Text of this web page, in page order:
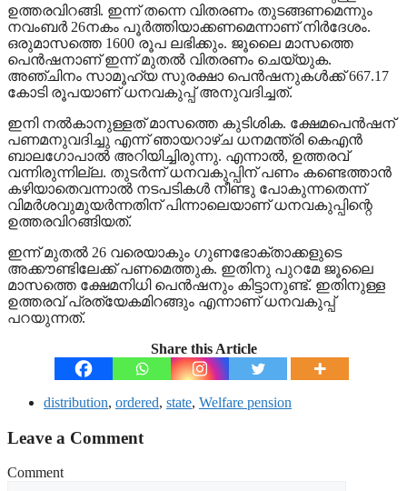
ഉത്തരവിറങ്ങി. ഇന്ന് തന്നെ വിതരണം തുടങ്ങണമെന്നും
നവംബർ 26നകം പൂർത്തിയാക്കണമെന്നാണ് നിർദേശം.
ഒരുമാസത്തെ 1600 രൂപ ലഭിക്കും. ജൂലെെ മാസത്തെ
പെൻഷനാണ് ഇന്ന് മുതൽ വിതരണം ചെയ്യുക.
അഞ്ചിനം സാമൂഹ്യ സുരക്ഷാ പെൻഷനുകൾക്ക് 667.17
കോടി രൂപയാണ് ധനവകുപ്പ് അനുവദിച്ചത്.
ഇനി നൽകാനുള്ളത് മാസത്തെ കുടിശിക. ക്ഷേമപെൻഷന്
പണമനുവദിച്ചു എന്ന് ഞായറാഴ്ച ധനമന്ത്രി കെഎൻ
ബാലഗോപാൽ അറിയിച്ചിരുന്നു. എന്നാൽ, ഉത്തരവ്
വന്നിരുന്നില്ല. തുടർന്ന് ധനവകുപ്പിന് പണം കണ്ടെത്താൻ
കഴിയാതെവന്നാൽ നടപടികൾ നീണ്ടു പോകുന്നതെന്ന്
വിമർശവുമുയർന്നതിന് പിന്നാലെയാണ് ധനവകുപ്പിന്റെ
ഉത്തരവിറങ്ങിയത്.
ഇന്ന് മുതൽ 26 വരെയാകും ഗുണഭോക്താക്കളുടെ
അക്കൗണ്ടിലേക്ക് പണമെത്തുക. ഇതിനു പുറമേ ജൂലൈ
മാസത്തെ ക്ഷേമനിധി പെൻഷനും കിട്ടാനുണ്ട്. ഇതിനുള്ള
ഉത്തരവ് പ്രത്യേകമിറങ്ങും എന്നാണ് ധനവകുപ്പ്
പറയുന്നത്.
Share this Article
distribution, ordered, state, Welfare pension
Leave a Comment
Comment